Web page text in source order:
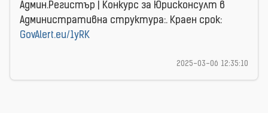
Админ.Регистър | Конкурс за Юрисконсулт в
Административна структура:. Краен срок:
GovAlert.eu/1yRK
2025-03-06 12:35:10